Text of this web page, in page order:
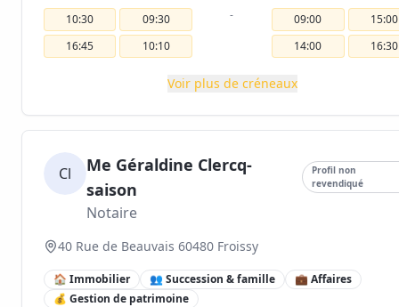
10:30
16:45
09:30
10:10
-
09:00
14:00
15:00
16:30
Voir plus de créneaux
Cl
Me Géraldine Clercq-
saison
Profil non
revendiqué
Notaire
40 Rue de Beauvais 60480 Froissy
🏠 Immobilier 👥 Succession & famille
💼 Affaires
💰 Gestion de patrimoine